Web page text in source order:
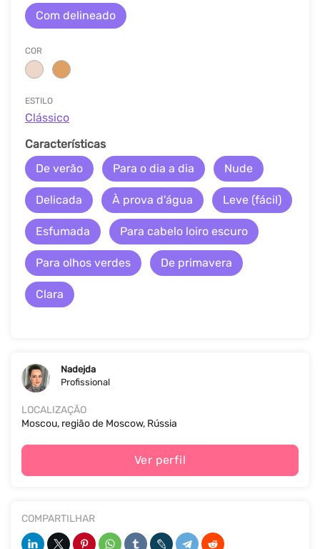
Com delineado
COR
ESTILO
Clássico
Características
De verão
Para o dia a dia Nude
Delicada À prova d'água Leve (fácil)
Esfumada Para cabelo loiro escuro
Para olhos verdes De primavera
Clara
Nadejda
Profissional
LOCALIZAÇÃO
Moscou, região de Moscow, Rússia
Ver perfil
COMPARTILHAR